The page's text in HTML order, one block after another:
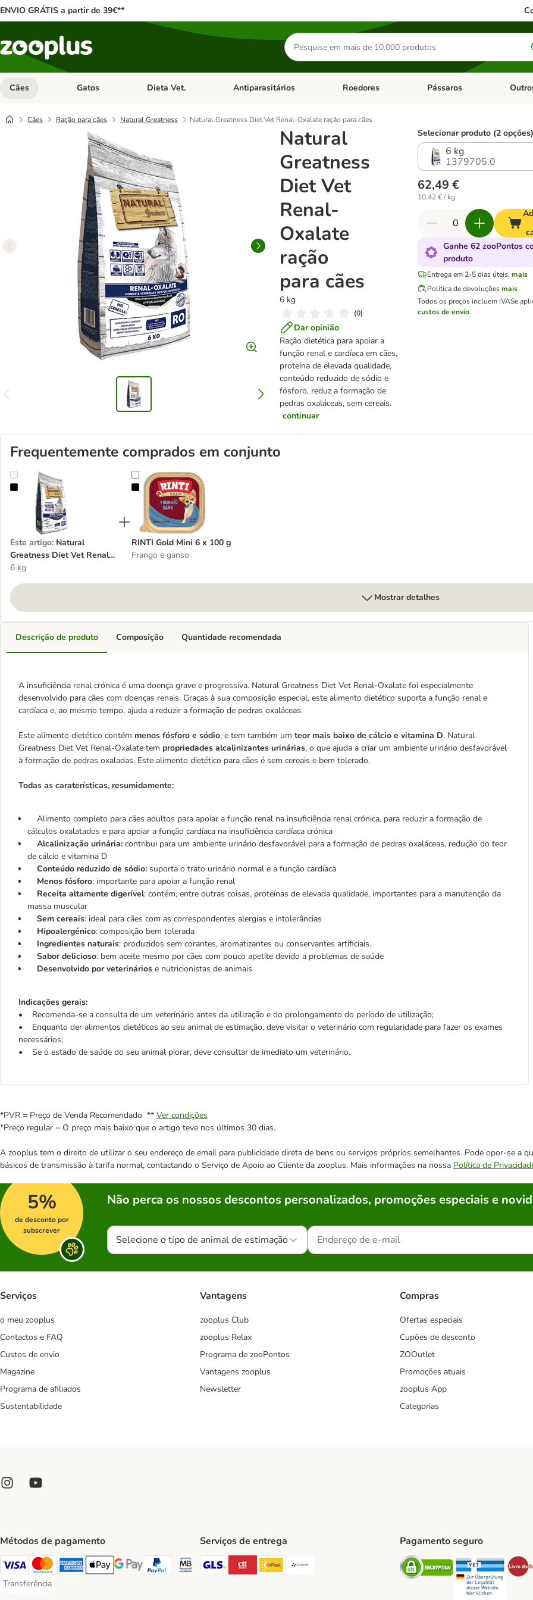
ENVIO GRÁTIS a partir de 39€**
Pesquisar
produtos
Cães Abrir menu de categoria: Cães
Gatos Abrir menu de categoria: Gatos
Dieta Vet. Abrir menu de categoria: Dieta Vet.
Antiparasitários Abrir menu de categoria: Antiparasitários
Roedores Abrir menu de categoria:
Pássaros Abrir
Cães Ração para cães Natural Greatness Natural Greatness Diet Vet Renal-Oxalate ração para cães
Natural
Greatness
Diet Vet
Renal-
Oxalate
ração
para cães
6 kg
(0)
Dar opinião
Ração dietética para apoiar a
função renal e cardíaca em cães,
proteína de elevada qualidade,
conteúdo reduzido de sódio e
fósforo, reduz a formação de
pedras oxaláceas, sem cereais.
continuar
Selecionar produto (2 opções)
6 kg
1379705.0
62,49 €
10,42 € / kg
Ganhe 62 zooPontos
produto
Entrega em 2-5 dias úteis. mais
Política de devoluções mais
Todos os preços incluem IVASe
custos de envio.
Frequentemente comprados em conjunto
Natural Greatness Diet Vet Renal-Oxalate ração para cães
Este artigo: Natural
Greatness Diet Vet Renal-
Oxalate ração para cães
6 kg
RINTI Gold Mini 6 x 100 g
RINTI Gold Mini 6 x 100 g
Frango e ganso
Mostrar detalhes
Descrição de produto
A insuficiência renal crónica é uma doença grave e progressiva. Natural Greatness Diet Vet Renal-Oxalate foi especialmente
desenvolvido para cães com doenças renais. Graças à sua composição especial, este alimento dietético suporta a função renal e
cardíaca e, ao mesmo tempo, ajuda a reduzir a formação de pedras oxaláceas.
Este alimento dietético contém menos fósforo e sódio, e tem também um teor mais baixo de cálcio e vitamina D. Natural
Greatness Diet Vet Renal-Oxalate tem propriedades alcalinizantes urinárias, o que ajuda a criar um ambiente urinário desfavorável
à formação de pedras oxaladas. Este alimento dietético para cães é sem cereais e bem tolerado.
Todas as caraterísticas, resumidamente:
Alimento completo para cães adultos para apoiar a função renal na insuficiência renal crónica, para reduzir a formação de
cálculos oxalatados e para apoiar a função cardíaca na insuficiência cardíaca crónica
Alcalinização urinária: contribui para um ambiente urinário desfavorável para a formação de pedras oxaláceas, redução do teor
de cálcio e vitamina D
Conteúdo reduzido de sódio: suporta o trato urinário normal e a função cardíaca
Menos fósforo: importante para apoiar a função renal
Receita altamente digerível: contém, entre outras coisas, proteínas de elevada qualidade, importantes para a manutenção da
massa muscular
Sem cereais: ideal para cães com as correspondentes alergias e intolerâncias
Hipoalergénico: composição bem tolerada
Ingredientes naturais: produzidos sem corantes, aromatizantes ou conservantes artificiais.
Sabor delicioso: bem aceite mesmo por cães com pouco apetite devido a problemas de saúde
Desenvolvido por veterinários e nutricionistas de animais
Indicações gerais:
• Recomenda-se a consulta de um veterinário antes da utilização e do prolongamento do período de utilização;
• Enquanto der alimentos dietéticos ao seu animal de estimação, deve visitar o veterinário com regularidade para fazer os exames
necessários;
• Se o estado de saúde do seu animal piorar, deve consultar de imediato um veterinário.
Composição Quantidade recomendada
*PVR = Preço de Venda Recomendado ** Ver condições
*Preço regular = O preço mais baixo que o artigo teve nos últimos 30 dias.
A zooplus tem o direito de utilizar o seu endereço de email para publicidade direta de bens ou serviços próprios semelhantes. Pode opor-se a
básicos de transmissão à tarifa normal, contactando o Serviço de Apoio ao Cliente da zooplus. Mais informações na nossa Política de
5%
de desconto por
subscrever
Não perca os nossos descontos personalizados, promoções especiais e
Selecione o tipo de animal de estimação
Serviços
o meu zooplus
Contactos e FAQ
Custos de envio
Magazine
Programa de afiliados
Sustentabilidade
Vantagens
zooplus Club
zooplus Relax
Programa de zooPontos
Vantagens zooplus
Newsletter
Compras
Ofertas especiais
Cupões de desconto
ZOOutlet
Promoções atuais
zooplus App
Categorias
Métodos de pagamento
Visa Payment Method
Mastercard Payment Method
American Express Payment Method
Apple Pay Payment Method
Google Pay Payment Method
PayPal Payment Method
Multibanco Payment Method
Transferência
Transferência Payment Method
Serviços de entrega
GLS Shipping Method
CTTExpress Shipping Method
InPost Shipping Method
Paack Shipping Method
Pagamento seguro
Security Security